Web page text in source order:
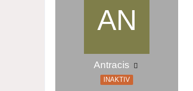
Antracis
INAKTIV